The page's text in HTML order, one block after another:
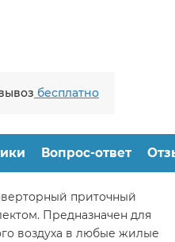
бесплатно
Вопрос-ответ
приточный
Предназначен для
воздуха в любые жилые